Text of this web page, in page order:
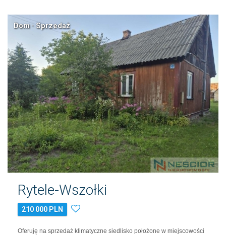
Dom · Sprzedaż
Rytele-Wszołki
210 000 PLN
Oferuję na sprzedaż klimatyczne siedlisko położone w miejscowości